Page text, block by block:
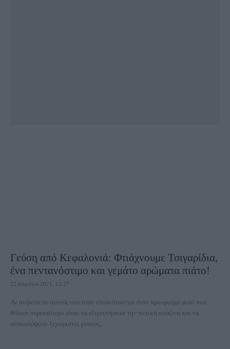
Γεύση από Κεφαλονιά: Φτιάχνουμε Τσιγαρίδια,
ένα πεντανόστιμο και γεμάτο αρώματα πιάτο!
22 Απριλίου 2021, 12:27
Αν ανήκετε σε αυτούς που όταν επισκέπτονται έναν προορισμό αυτό που
θέλουν περισσότερο είναι να εξερευνήσουν την τοπική κουζίνα και να
ανακαλύψουν ξεχωριστές γεύσεις,...